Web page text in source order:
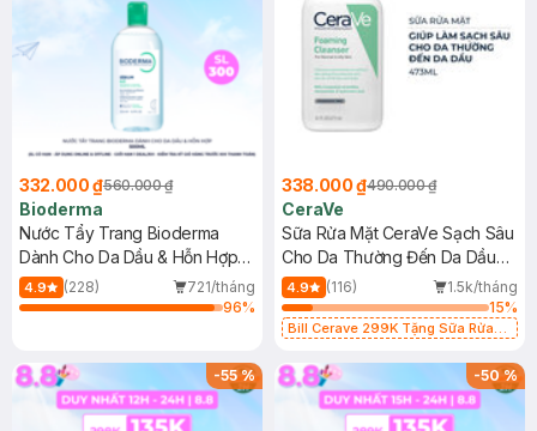
332.000 ₫560.000 ₫
Bioderma
Nước Tẩy Trang Bioderma
Dành Cho Da Dầu & Hỗn Hợp
500ml
4.9 (228)
721/tháng
96%
338.000 ₫490.000 ₫
CeraVe
Sữa Rửa Mặt CeraVe Sạch Sâu
Cho Da Thường Đến Da Dầu
473ml
4.9 (116)
1.5k/tháng
15%
Bill Cerave 299K Tặng Sữa Rửa
-55% -50%